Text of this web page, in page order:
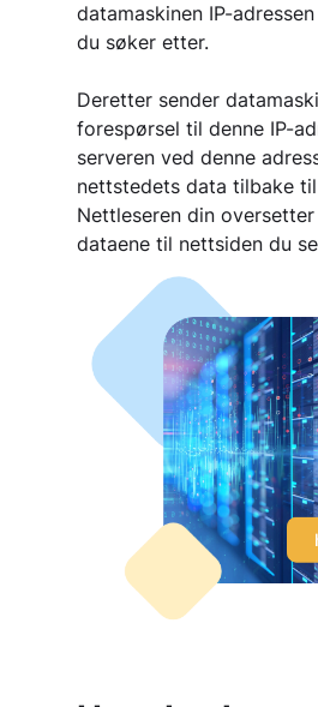
datamaskinen IP-
du søker etter.
Deretter sender
forespørsel til denne IP-
serveren ved denne
nettstedets data tilbake
Nettleseren din
dataene til nettsiden du